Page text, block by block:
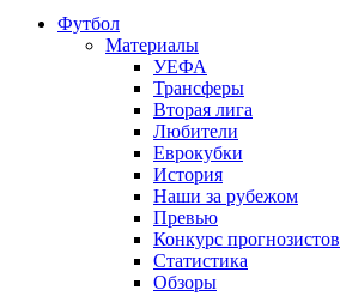
Футбол
Материалы
УЕФА
Трансферы
Вторая лига
Любители
Еврокубки
История
Наши за рубежом
Превью
Конкурс прогнозистов
Статистика
Обзоры